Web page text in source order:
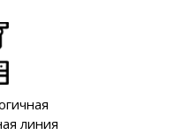
линия